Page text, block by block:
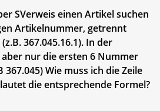
SVerweis einen Artikel suchen
Artikelnummer, getrennt
367.045.16.1). In der
nur die ersten 6 Nummer
367.045) Wie muss ich die Zeile
die entsprechende Formel?